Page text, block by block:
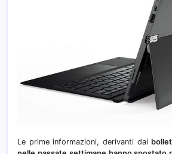
Le prime informazioni, derivanti dai